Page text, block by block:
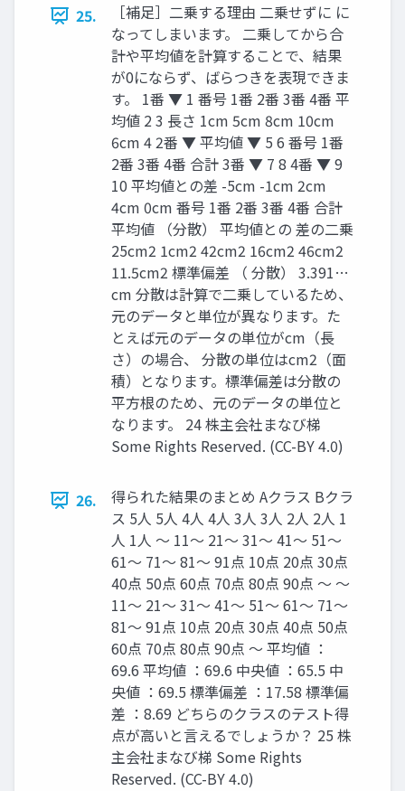
25.
［補足］二乗する理由 二乗せずに に
なってしまいます。 二乗してから合
計や平均値を計算することで、結果
が0にならず、ばらつきを表現できま
す。 1番 ▼ 1 番号 1番 2番 3番 4番 平
均値 2 3 長さ 1cm 5cm 8cm 10cm
6cm 4 2番 ▼ 平均値 ▼ 5 6 番号 1番
2番 3番 4番 合計 3番 ▼ 7 8 4番 ▼ 9
10 平均値との差 -5cm -1cm 2cm
4cm 0cm 番号 1番 2番 3番 4番 合計
平均値 （分散） 平均値との 差の二乗
25cm2 1cm2 42cm2 16cm2 46cm2
11.5cm2 標準偏差 （ 分散） 3.391…
cm 分散は計算で二乗しているため、
元のデータと単位が異なります。た
とえば元のデータの単位がcm（長
さ）の場合、 分散の単位はcm2（面
積）となります。標準偏差は分散の
平方根のため、元のデータの単位と
なります。 24 株主会社まなび梯
Some Rights Reserved. (CC-BY 4.0)
26.
得られた結果のまとめ Aクラス Bクラ
ス 5人 5人 4人 4人 3人 3人 2人 2人 1
人 1人 〜 11〜 21〜 31〜 41〜 51〜
61〜 71〜 81〜 91点 10点 20点 30点
40点 50点 60点 70点 80点 90点 〜 〜
11〜 21〜 31〜 41〜 51〜 61〜 71〜
81〜 91点 10点 20点 30点 40点 50点
60点 70点 80点 90点 〜 平均値 ：
69.6 平均値 ：69.6 中央値 ：65.5 中
央値 ：69.5 標準偏差 ：17.58 標準偏
差 ：8.69 どちらのクラスのテスト得
点が高いと言えるでしょうか？ 25 株
主会社まなび梯 Some Rights
Reserved. (CC-BY 4.0)